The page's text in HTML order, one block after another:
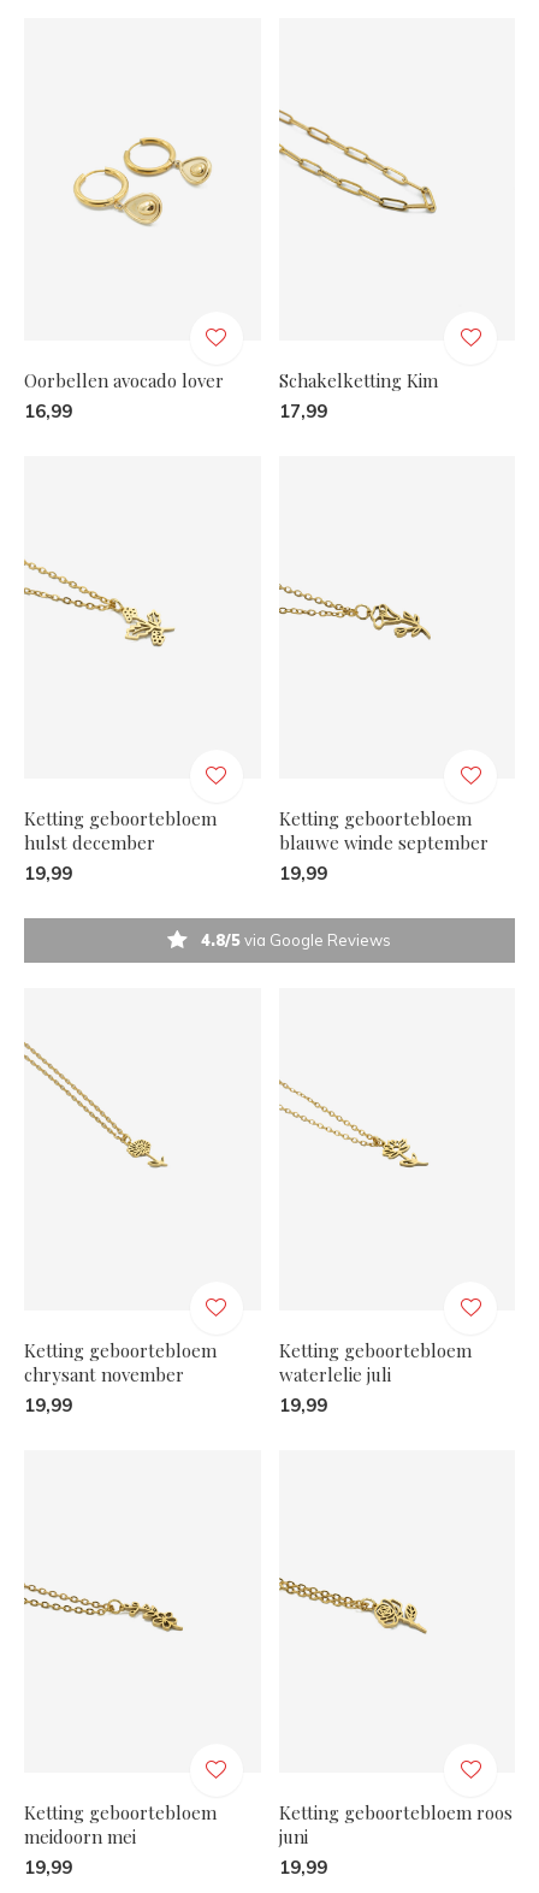
Oorbellen avocado lover
16,99
Schakelketting Kim
17,99
Ketting geboortebloem
hulst december
19,99
Ketting geboortebloem
blauwe winde september
19,99
4.8/5via Google Reviews
Ketting geboortebloem
chrysant november
19,99
Ketting geboortebloem
waterlelie juli
19,99
Ketting geboortebloem
meidoorn mei
19,99
Ketting geboortebloem roos
juni
19,99